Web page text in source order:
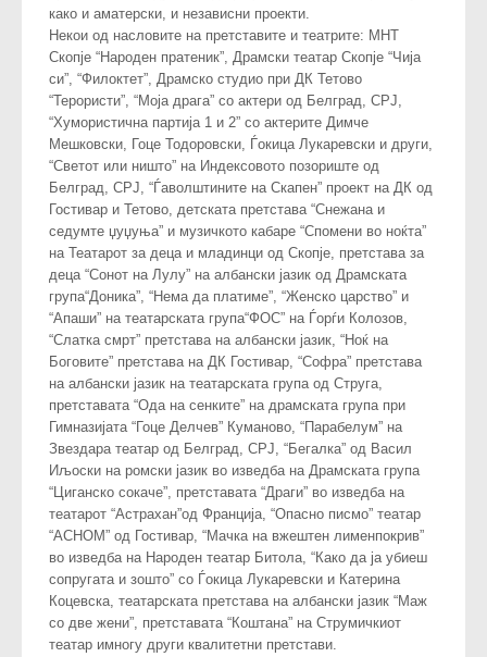
како и аматерски, и независни проекти.
Некои од насловите на претставите и театрите: МНТ
Скопје “Народен пратеник”, Драмски театар Скопје “Чија
си”, “Филоктет”, Драмско студио при ДК Тетово
“Терористи”, “Моја драга” со актери од Белград, СРЈ,
“Хумористична партија 1 и 2” со актерите Димче
Мешковски, Гоце Тодоровски, Ѓокица Лукаревски и други,
“Светот или ништо” на Индексовото позориште од
Белград, СРЈ, “Ѓаволштините на Скапен” проект на ДК од
Гостивар и Тетово, детската претстава “Снежана и
седумте џуџуња” и музичкото кабаре “Спомени во ноќта”
на Театарот за деца и младинци од Скопје, претстава за
деца “Сонот на Лулу” на албански јазик од Драмската
група“Доника”, “Нема да платиме”, “Женско царство” и
“Апаши” на театарската група“ФОС” на Ѓорѓи Колозов,
“Слатка смрт” претстава на албански јазик, “Ноќ на
Боговите” претстава на ДК Гостивар, “Софра” претстава
на албански јазик на театарската група од Струга,
претставата “Ода на сенките” на драмската група при
Гимназијата “Гоце Делчев” Куманово, “Парабелум” на
Звездара театар од Белград, СРЈ, “Бегалка” од Васил
Иљоски на ромски јазик во изведба на Драмската група
“Циганско сокаче”, претставата “Драги” во изведба на
театарот “Астрахан”од Франција, “Опасно писмо” театар
“АСНОМ” од Гостивар, “Мачка на вжештен лименпокрив”
во изведба на Народен театар Битола, “Како да ја убиеш
сопругата и зошто” со Ѓокица Лукаревски и Катерина
Коцевска, театарската претстава на албански јазик “Маж
со две жени”, претставата “Коштана” на Струмичкиот
театар имногу други квалитетни претстави.